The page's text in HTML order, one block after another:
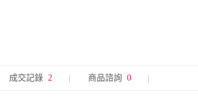
成交記錄 2 商品諮詢 0